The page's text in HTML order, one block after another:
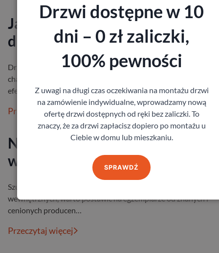
Jak prawidłowo zamontować
drzwi techniczne?
Drzwi techniczne stanowią bardzo ważny element budynków o
charakterze gospodarczym oraz przemysłowym. Nie tylko
efektywnie zabezpieczają prz…
Przeczytaj więcej
Najnowsze trendy i jakość
wyznaczane przez drzwi Porta
Szukając drzwi do swojego domu – zarówno wejściowych, jak i
wewnętrznych, warto postawić na egzemplarze od znanych i
cenionych producen…
Przeczytaj więcej
Drzwi dostępne w 10
dni – 0 zł zaliczki,
100% pewności
Z uwagi na długi czas oczekiwania na montażu drzwi
na zamówienie indywidualne, wprowadzamy nową
ofertę drzwi dostępnych od ręki bez zaliczki. To
znaczy, że za drzwi zapłacisz dopiero po montażu u
Ciebie w domu lub mieszkaniu.
SPRAWDŹ